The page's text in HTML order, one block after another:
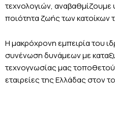
τεχνολογιών,
ποιότητα ζωής των κατοίκων
Η μακρόχρονη εμπειρία του
συνένωση δυνάμεων με
τεχνογνωσίας μας
εταιρείες της Ελλάδας στον